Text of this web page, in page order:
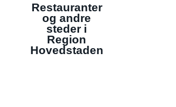
Restauranter
og andre
steder i
Region
Hovedstaden